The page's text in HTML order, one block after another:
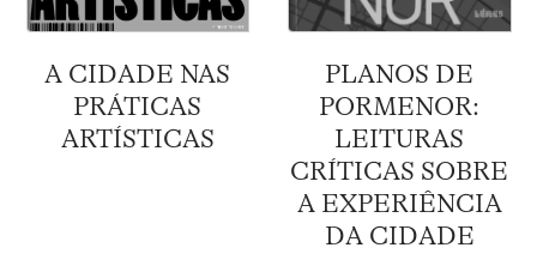
A CIDADE NAS
PRÁTICAS
ARTÍSTICAS
PLANOS DE
PORMENOR:
LEITURAS
CRÍTICAS SOBRE
A EXPERIÊNCIA
DA CIDADE